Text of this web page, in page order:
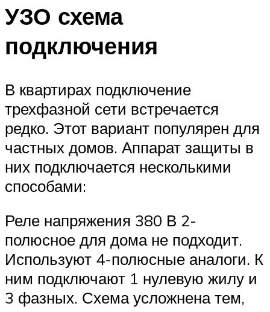
УЗО схема
подключения
В квартирах подключение
трехфазной сети встречается
редко. Этот вариант популярен для
частных домов. Аппарат защиты в
них подключается несколькими
способами:
Реле напряжения 380 В 2-
полюсное для дома не подходит.
Используют 4-полюсные аналоги. К
ним подключают 1 нулевую жилу и
3 фазных. Схема усложнена тем,